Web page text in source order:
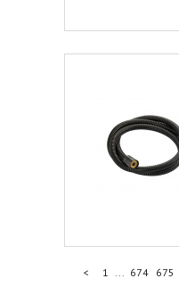
< 1 ... 674 675